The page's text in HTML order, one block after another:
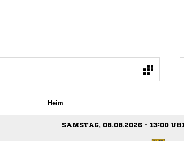
Heim
SAMSTAG, 08.08.2026 - 13:00